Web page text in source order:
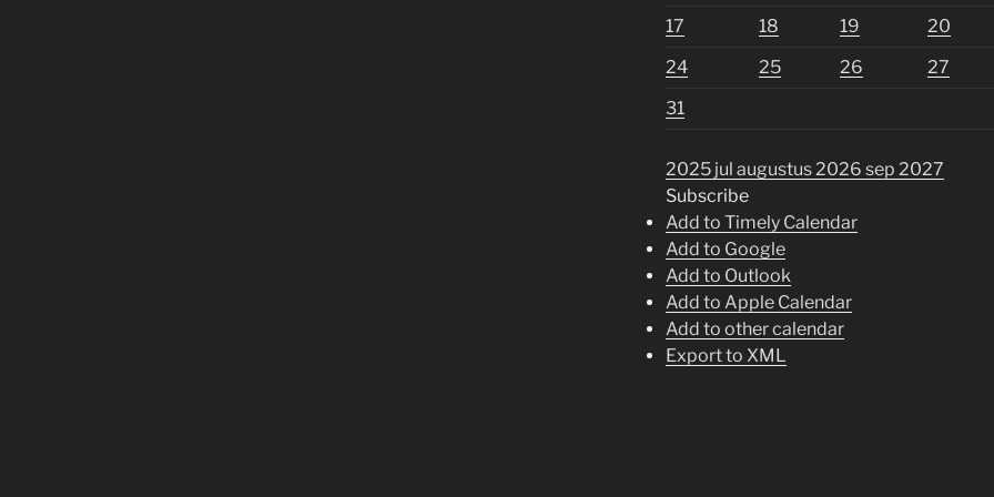
17
18 19 20
24
25 26 27
31
2025 jul augustus 2026 sep 2027
Subscribe
Add to Timely Calendar
Add to Google
Add to Outlook
Add to Apple Calendar
Add to other calendar
Export to XML